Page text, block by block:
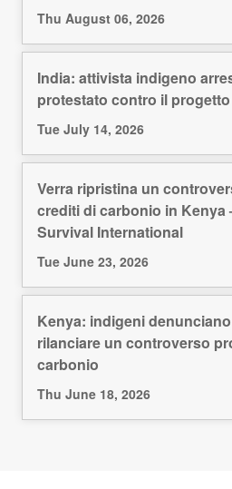
Thu August 06, 2026
India: attivista indigeno
protestato contro il
Tue July 14, 2026
Verra ripristina un
crediti di carbonio in Kenya
Survival International
Tue June 23, 2026
Kenya: indigeni
rilanciare un controverso
carbonio
Thu June 18, 2026